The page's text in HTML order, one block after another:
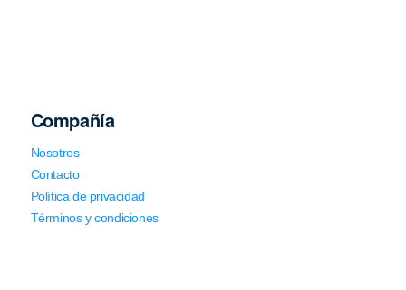
Compañía
Nosotros
Contacto
Política de privacidad
Términos y condiciones